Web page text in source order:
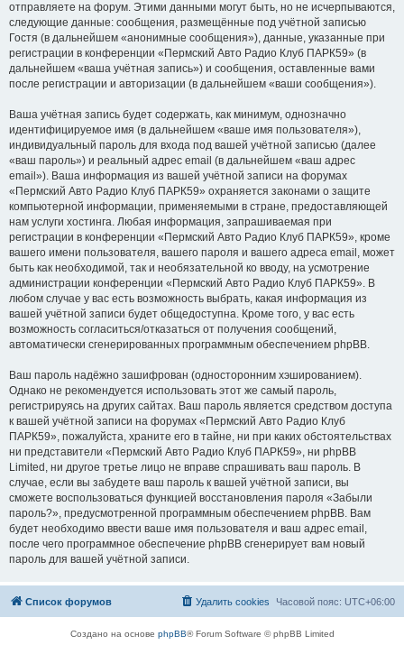
отправляете на форум. Этими данными могут быть, но не исчерпываются,
следующие данные: сообщения, размещённые под учётной записью
Гостя (в дальнейшем «анонимные сообщения»), данные, указанные при
регистрации в конференции «Пермский Авто Радио Клуб ПАРК59» (в
дальнейшем «ваша учётная запись») и сообщения, оставленные вами
после регистрации и авторизации (в дальнейшем «ваши сообщения»).
Ваша учётная запись будет содержать, как минимум, однозначно
идентифицируемое имя (в дальнейшем «ваше имя пользователя»),
индивидуальный пароль для входа под вашей учётной записью (далее
«ваш пароль») и реальный адрес email (в дальнейшем «ваш адрес
email»). Ваша информация из вашей учётной записи на форумах
«Пермский Авто Радио Клуб ПАРК59» охраняется законами о защите
компьютерной информации, применяемыми в стране, предоставляющей
нам услуги хостинга. Любая информация, запрашиваемая при
регистрации в конференции «Пермский Авто Радио Клуб ПАРК59», кроме
вашего имени пользователя, вашего пароля и вашего адреса email, может
быть как необходимой, так и необязательной ко вводу, на усмотрение
администрации конференции «Пермский Авто Радио Клуб ПАРК59». В
любом случае у вас есть возможность выбрать, какая информация из
вашей учётной записи будет общедоступна. Кроме того, у вас есть
возможность согласиться/отказаться от получения сообщений,
автоматически сгенерированных программным обеспечением phpBB.
Ваш пароль надёжно зашифрован (односторонним хэшированием).
Однако не рекомендуется использовать этот же самый пароль,
регистрируясь на других сайтах. Ваш пароль является средством доступа
к вашей учётной записи на форумах «Пермский Авто Радио Клуб
ПАРК59», пожалуйста, храните его в тайне, ни при каких обстоятельствах
ни представители «Пермский Авто Радио Клуб ПАРК59», ни phpBB
Limited, ни другое третье лицо не вправе спрашивать ваш пароль. В
случае, если вы забудете ваш пароль к вашей учётной записи, вы
сможете воспользоваться функцией восстановления пароля «Забыли
пароль?», предусмотренной программным обеспечением phpBB. Вам
будет необходимо ввести ваше имя пользователя и ваш адрес email,
после чего программное обеспечение phpBB сгенерирует вам новый
пароль для вашей учётной записи.
Список форумов Часовой пояс: UTC+06:00
Удалить cookies
Создано на основе phpBB® Forum Software © phpBB Limited